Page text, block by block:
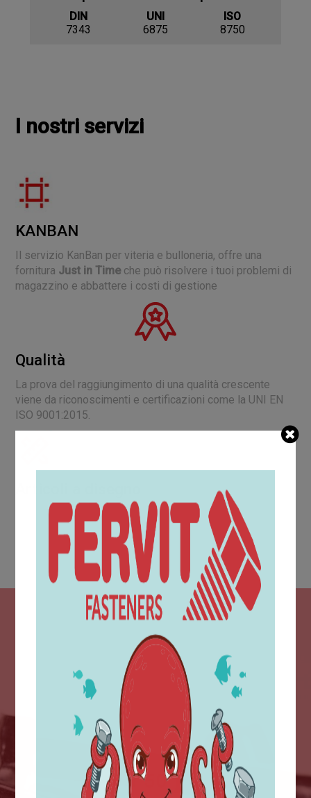
DIN
7343
UNI
6875
ISO
8750
I nostri servizi
KANBAN
Il servizio KanBan per viteria e bulloneria, offre una
fornitura Just in Timeche può risolvere i tuoi problemi di
magazzino e abbattere i costi di gestione
Qualità
La prova del raggiungimento di una qualità crescente
viene da riconoscimenti e certificazioni come la UNI EN
ISO 9001:2015.
All'interno dell'ufficio acquisti è collocata l'area tecnica
che dispone di un moderno sistema di progettazione
CAD, il quale consente di realizzare i disegni dei
particolari, in conformità alle richieste del cliente.
Prodotti venduti